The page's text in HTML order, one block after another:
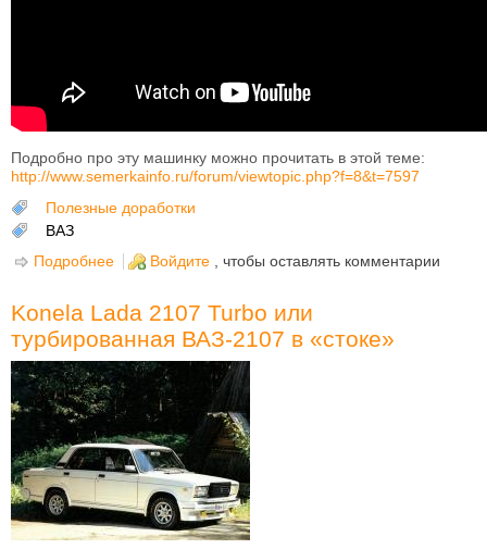
Подробно про эту машинку можно прочитать в этой теме:
http://www.semerkainfo.ru/forum/viewtopic.php?f=8&t=7597
Полезные доработки
ВАЗ
Подробнее о Автоматическое открытие и ЗАКРЫТИЕ
Войдите , чтобы оставлять комментарии
Konela Lada 2107 Turbo или
турбированная ВАЗ-2107 в «стоке»